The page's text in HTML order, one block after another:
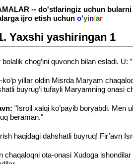
-- do'stlaringiz uchun
ijro etish uchun o'yinlar
Yaxshi yashiringan 1
bolalik chog’ini quvonch bilan esladi. U:
ko’p yillar oldin Misrda Maryam
buyrug’i tufayli Maryamning onasi
"Isroil xalqi ko’payib boryabdi. Men
beraman."
haqidagi dahshatli buyruq! Fir’avn
chaqaloqni ota-onasi Xudoga